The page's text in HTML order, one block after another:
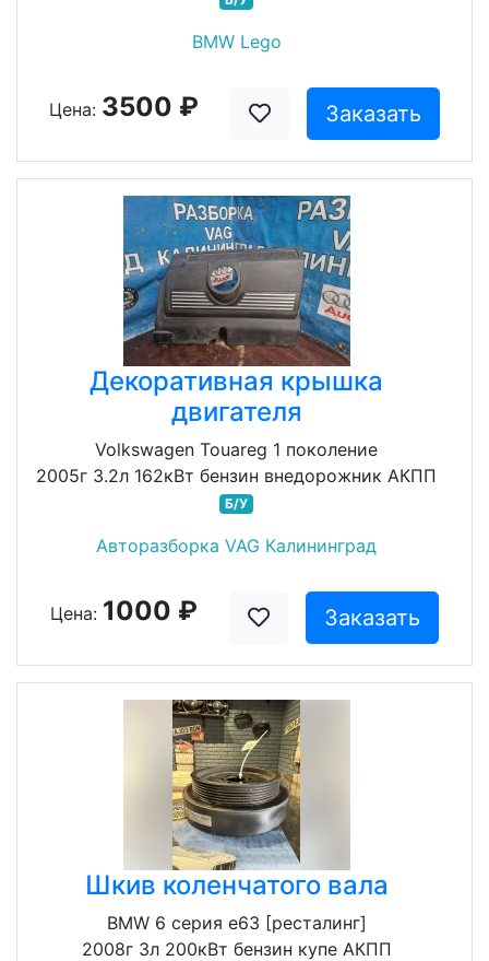
BMW Lego
Цена: 3500 ₽ Заказать
Декоративная крышка
двигателя
Volkswagen Touareg 1 поколение
2005г 3.2л 162кВт бензин внедорожник АКПП
Б/У
Авторазборка VAG Калининград
Цена: 1000 ₽ Заказать
Шкив коленчатого вала
BMW 6 серия e63 [ресталинг]
2008г 3л 200кВт бензин купе АКПП